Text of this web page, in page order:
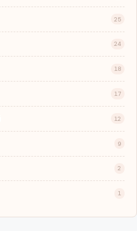
25
24
18
17
12
9
2
1